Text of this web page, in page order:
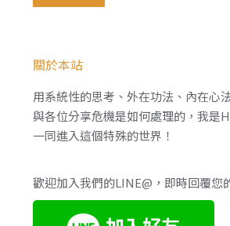
關於本站
用系統性的思考、外在功法、內在心
與各位分享危機是如何處理的，我是
一同進入這個特殊的世界！
歡迎加入我們的LINE@，即時回覆您